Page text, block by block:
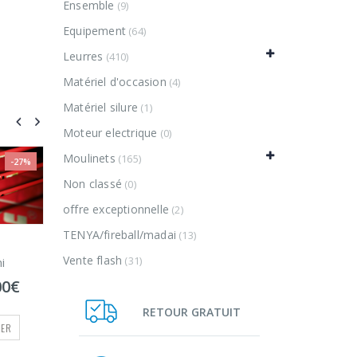
sakura stingray egi
Ensemble (9)
Equipement (64)
Leurres (410)
Matériel d'occasion (4)
Matériel silure (1)
Moteur electrique (0)
Moulinets (165)
Non classé (0)
offre exceptionnelle (2)
TENYA/fireball/madai (13)
Vente flash (31)
RETOUR GRATUIT